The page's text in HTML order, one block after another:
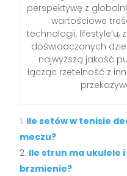
perspektywę z
wartościowe
technologii, lifestyle’u,
doświadczonych
najwyższą jakość
łącząc rzetelność z
Ile setów w tenisie
meczu?
Ile strun ma ukulele
brzmienie?